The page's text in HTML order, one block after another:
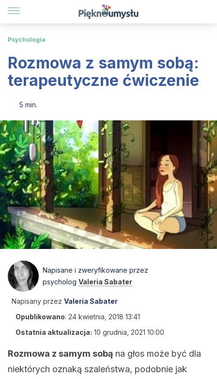
Psychologia
Rozmowa z samym sobą:
terapeutyczne ćwiczenie
5 min.
Napisane i zweryfikowane przez
psycholog Valeria Sabater
Napisany przez Valeria Sabater
Opublikowano: 24 kwietnia, 2018 13:41
Ostatnia aktualizacja: 10 grudnia, 2021 10:00
Rozmowa z samym sobą na głos może być dla
niektórych oznaką szaleństwa, podobnie jak